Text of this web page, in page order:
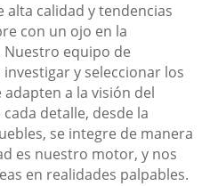
alta calidad y tendencias
con un ojo en la
equipo de
y seleccionar los
a la visión del
detalle, desde la
se integre de manera
es nuestro motor, y nos
en realidades palpables.